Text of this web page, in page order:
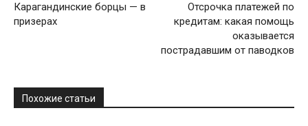
Карагандинские борцы — в
призерах
Отсрочка платежей по
кредитам: какая помощь
оказывается
пострадавшим от паводков
Похожие статьи